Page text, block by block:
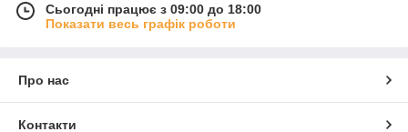
Сьогодні працює з 09:00 до 18:00
Показати весь графік роботи
Про нас
Контакти